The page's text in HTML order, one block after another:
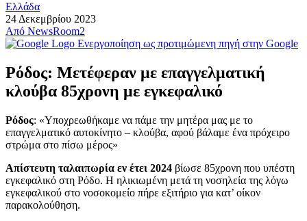
Ελλάδα
24 Δεκεμβρίου 2023
Από NewsRoom2
Ενεργοποίηση ως προτιμώμενη πηγή στην Google
Ρόδος: Μετέφεραν με επαγγελματική
κλούβα 85χρονη με εγκεφαλικό
Ρόδος: «Υποχρεωθήκαμε να πάμε την μητέρα μας με το
επαγγελματικό αυτοκίνητο – κλούβα, αφού βάλαμε ένα πρόχειρο
στρώμα στο πίσω μέρος»
Απίστευτη ταλαιπωρία εν έτει 2024 βίωσε 85χρονη που υπέστη
εγκεφαλικό στη Ρόδο. Η ηλικιωμένη μετά τη νοσηλεία της λόγω
εγκεφαλικού στο νοσοκομείο πήρε εξιτήριο για κατ’ οίκον
παρακολούθηση.